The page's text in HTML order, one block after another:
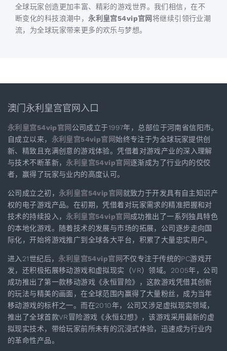
全球玩家创造更加丰富、精彩的游戏世界。我们相信，在不
断变化的科技浪潮中，永利皇宫54vip官网 将继续引领行业潮
流，为全球玩家带来更多的欢乐与梦想。
澳门永利皇宫官网入口
永利皇宫54vip官网 公司成立于1997年，总部位于河南省信阳市。
自成立以来， 永利皇宫54vip官网始终专注于为全球玩家提供创
新、精致且充满创意的游戏体验。凭借着对游戏产业的深入理解
与技术不断革新， 永利皇宫54vip官网逐渐成为了行业内的佼佼
者，赢得了玩家与业内的高度认可。
公司成立之初， 永利皇宫54vip官网就致力于开发具有自主知识产
权的电子游戏产品。在初期，凭借着对玩家需求的精准把握和对
技术的持续投入， 永利皇宫54vip官网成功推出了一系列独具特色
的本地化游戏。随着技术的发展与市场的拓展，公司逐步走向国
际化，开始将游戏推广到全球各大平台，积累了大量忠实用户。
进入21世纪后， 永利皇宫54vip官网不仅专注于传统的PC游戏开
发，还积极拓展移动游戏和虚拟现实（VR）领域。2005年，公司
成功推出了第一款移动游戏《永恒冒险》，这款游戏凭借其创新
的玩法与精美的画面，在全球范围内赢得了大量粉丝，成为当年
移动游戏的标杆之一。而在2010年，公司又涉足虚拟现实领域，
推出了全球首款VR冒险游戏《永恒幻想》，该游戏采用最新的虚
拟现实技术，带给玩家前所未有的沉浸式体验，迅速成为行业内
的革命性产品。